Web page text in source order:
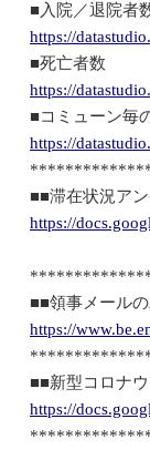
■入院／退院者
https://
■死亡者数
https://
■コミューン毎
https://
■■滞在状況ア
https://
■■領事メール
https://
■■新型コロナ
https://